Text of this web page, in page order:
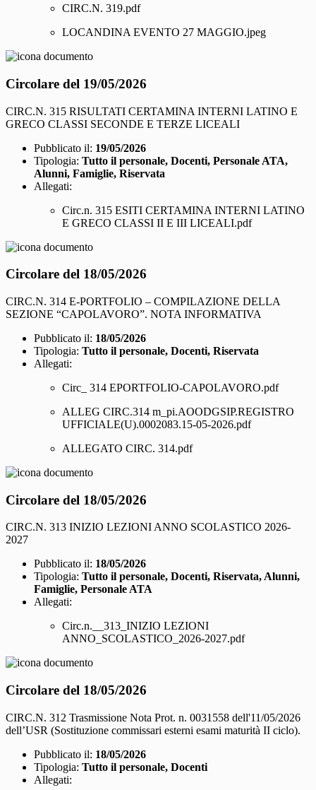
CIRC.N. 319.pdf
LOCANDINA EVENTO 27 MAGGIO.jpeg
Circolare del 19/05/2026
CIRC.N. 315 RISULTATI CERTAMINA INTERNI LATINO E
GRECO CLASSI SECONDE E TERZE LICEALI
Pubblicato il: 19/05/2026
Tipologia: Tutto il personale, Docenti, Personale ATA,
Alunni, Famiglie, Riservata
Allegati:
Circ.n. 315 ESITI CERTAMINA INTERNI LATINO
E GRECO CLASSI II E III LICEALI.pdf
Circolare del 18/05/2026
CIRC.N. 314 E-PORTFOLIO – COMPILAZIONE DELLA
SEZIONE “CAPOLAVORO”. NOTA INFORMATIVA
Pubblicato il: 18/05/2026
Tipologia: Tutto il personale, Docenti, Riservata
Allegati:
Circ_ 314 EPORTFOLIO-CAPOLAVORO.pdf
ALLEG CIRC.314 m_pi.AOODGSIP.REGISTRO
UFFICIALE(U).0002083.15-05-2026.pdf
ALLEGATO CIRC. 314.pdf
Circolare del 18/05/2026
CIRC.N. 313 INIZIO LEZIONI ANNO SCOLASTICO 2026-
2027
Pubblicato il: 18/05/2026
Tipologia: Tutto il personale, Docenti, Riservata, Alunni,
Famiglie, Personale ATA
Allegati:
Circ.n.__313_INIZIO LEZIONI
ANNO_SCOLASTICO_2026-2027.pdf
Circolare del 18/05/2026
CIRC.N. 312 Trasmissione Nota Prot. n. 0031558 dell'11/05/2026
dell’USR (Sostituzione commissari esterni esami maturità II ciclo).
Pubblicato il: 18/05/2026
Tipologia: Tutto il personale, Docenti
Allegati: